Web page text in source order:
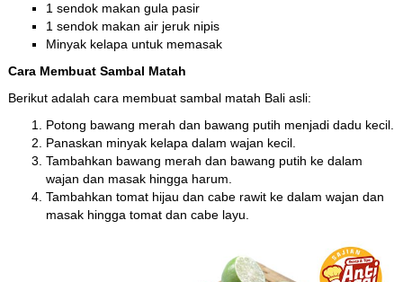
1 sendok makan gula pasir
1 sendok makan air jeruk nipis
Minyak kelapa untuk memasak
Cara Membuat Sambal Matah
Berikut adalah cara membuat sambal matah Bali asli:
Potong bawang merah dan bawang putih menjadi dadu kecil.
Panaskan minyak kelapa dalam wajan kecil.
Tambahkan bawang merah dan bawang putih ke dalam
wajan dan masak hingga harum.
Tambahkan tomat hijau dan cabe rawit ke dalam wajan dan
masak hingga tomat dan cabe layu.